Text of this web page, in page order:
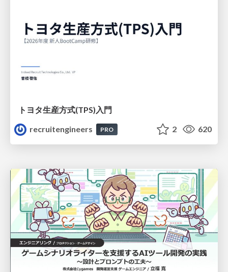
トヨタ⽣産⽅式(TPS)⼊⾨
recruitengineers
PRO 2 620